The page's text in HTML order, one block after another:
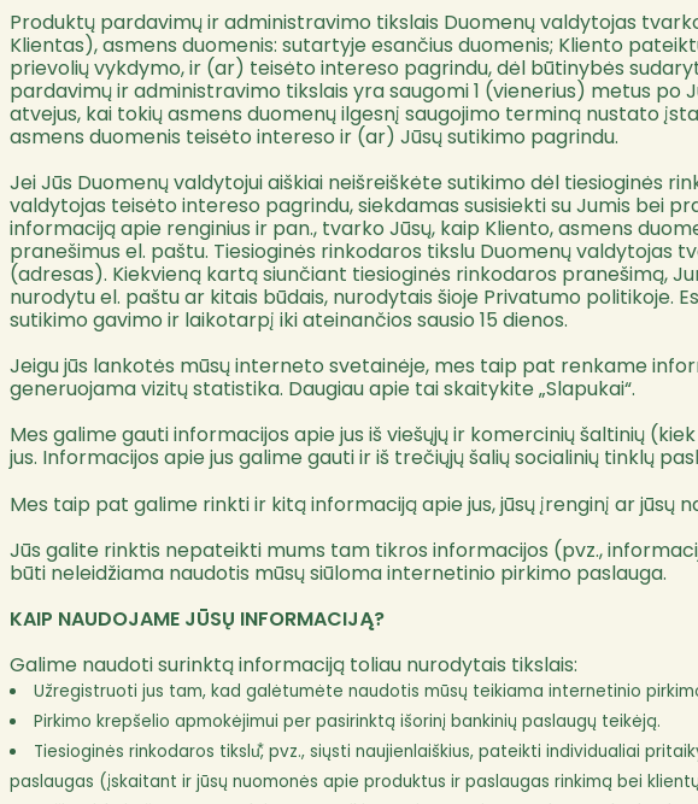
Produktų pardavimų ir administravimo tikslais Duomenų valdytojas
Klientas), asmens duomenis: sutartyje esančius duomenis; Kliento
prievolių vykdymo, ir (ar) teisėto intereso pagrindu, dėl būtinybės
pardavimų ir administravimo tikslais yra saugomi 1 (vienerius) metus po
atvejus, kai tokių asmens duomenų ilgesnį saugojimo terminą nustato
asmens duomenis teisėto intereso ir (ar) Jūsų sutikimo pagrindu.
Jei Jūs Duomenų valdytojui aiškiai neišreiškėte sutikimo dėl tiesioginės
valdytojas teisėto intereso pagrindu, siekdamas susisiekti su Jumis bei
informaciją apie renginius ir pan., tvarko Jūsų, kaip Kliento, asmens
pranešimus el. paštu. Tiesioginės rinkodaros tikslu Duomenų
(adresas). Kiekvieną kartą siunčiant tiesioginės rinkodaros pranešimą,
nurodytu el. paštu ar kitais būdais, nurodytais šioje Privatumo politikoje.
sutikimo gavimo ir laikotarpį iki ateinančios sausio 15 dienos.
Jeigu jūs lankotės mūsų interneto svetainėje, mes taip pat renkame
generuojama vizitų statistika. Daugiau apie tai skaitykite „Slapukai“.
Mes galime gauti informacijos apie jus iš viešųjų ir komercinių šaltinių
jus. Informacijos apie jus galime gauti ir iš trečiųjų šalių socialinių tinklų
Mes taip pat galime rinkti ir kitą informaciją apie jus, jūsų įrenginį ar jūsų
Jūs galite rinktis nepateikti mums tam tikros informacijos (pvz.,
būti neleidžiama naudotis mūsų siūloma internetinio pirkimo paslauga.
KAIP NAUDOJAME JŪSŲ INFORMACIJĄ?
Galime naudoti surinktą informaciją toliau nurodytais tikslais:
Užregistruoti jus tam, kad galėtumėte naudotis mūsų teikiama internetinio
Pirkimo krepšelio apmokėjimui per pasirinktą išorinį bankinių paslaugų teikėją.
Tiesioginės rinkodaros tikslu⃰, pvz., siųsti naujienlaiškius, pateikti individualiai
paslaugas (įskaitant ir jūsų nuomonės apie produktus ir paslaugas rinkimą bei